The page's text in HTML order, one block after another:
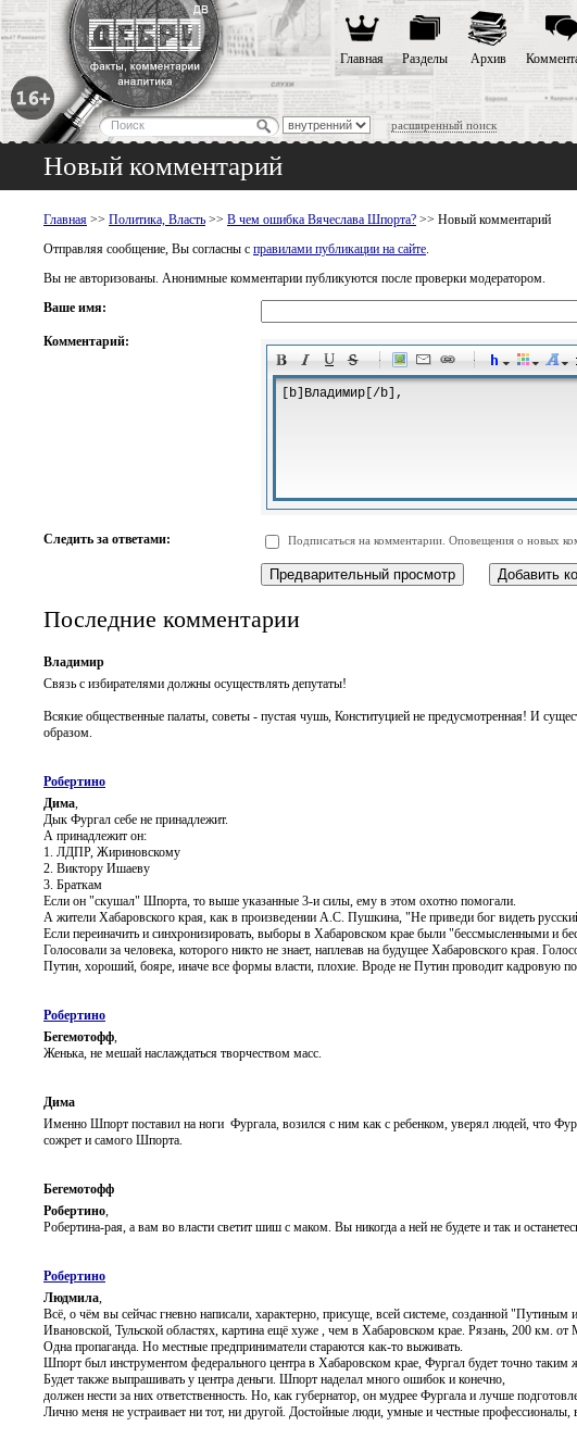
расширенный поиск
Главная Разделы Архив
Новый комментарий
Главная >> Политика, Власть >> В чем ошибка Вячеслава Шпорта? >> Новый комментарий
Отправляя сообщение, Вы согласны с правилами публикации на сайте.
Вы не авторизованы. Анонимные комментарии публикуются после проверки модератором.
Ваше имя:
Комментарий:
-
-
-
-
-
-
-
-
-
-
-
Следить за ответами: Подписаться на комментарии. Оповещения о новых
Последние комментарии
Владимир
Связь с избирателями должны осуществлять депутаты!
Всякие общественные палаты, советы - пустая чушь, Конституцией не предусмотренная! И
образом.
Робертино
Дима
Дык Фургал себе не принадлежит.
А принадлежит он:
1. ЛДПР, Жириновскому
2. Виктору Ишаеву
3. Браткам
Если он "скушал" Шпорта, то выше указанные 3-и силы, ему в этом охотно помогали.
А жители Хабаровского края, как в произведении А.С. Пушкина, "Не приведи бог видеть
Если переиначить и синхронизировать, выборы в Хабаровском крае были "бессмысленными и
Голосовали за человека, которого никто не знает, наплевав на будущее Хабаровского края.
Путин, хороший, бояре, иначе все формы власти, плохие. Вроде не Путин проводит кадровую
Робертино
Бегемотофф
Женька, не мешай наслаждаться творчеством масс.
Дима
Именно Шпорт поставил на ноги Фургала, возился с ним как с ребенком, уверял людей, что
сожрет и самого Шпорта.
Бегемотофф
Робертино
Робертина-рая, а вам во власти светит шиш с маком. Вы никогда а ней не будете и так и
Робертино
Людмила
Всё, о чём вы сейчас гневно написали, характерно, присуще, всей системе, созданной
Ивановской, Тульской областях, картина ещё хуже , чем в Хабаровском крае. Рязань, 200 км.
Одна пропаганда. Но местные предприниматели стараются как-то выживать.
Шпорт был инструментом федерального центра в Хабаровском крае, Фургал будет точно таким
Будет также выпрашивать у центра деньги. Шпорт наделал много ошибок и конечно,
должен нести за них ответственность. Но, как губернатор, он мудрее Фургала и лучше
Лично меня не устраивает ни тот, ни другой. Достойные люди, умные и честные